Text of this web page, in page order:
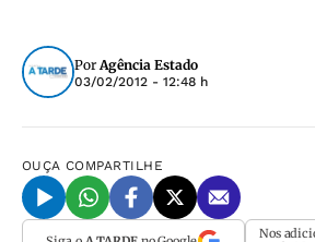
PorAgência Estado
03/02/2012 - 12:48 h
OUÇA COMPARTILHE
Nos